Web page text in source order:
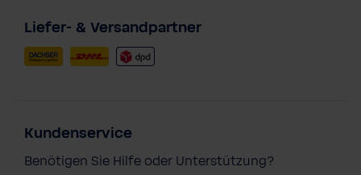
Liefer- & Versandpartner
Kundenservice
Benötigen Sie Hilfe oder Unterstützung?